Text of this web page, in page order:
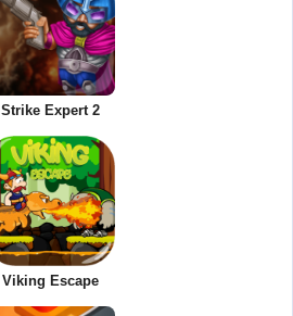
Strike Expert 2
Viking Escape